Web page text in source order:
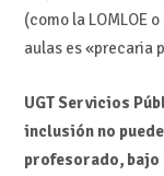
(como la LOMLOE
aulas es «precaria
UGT Servicios
inclusión no
profesorado, bajo